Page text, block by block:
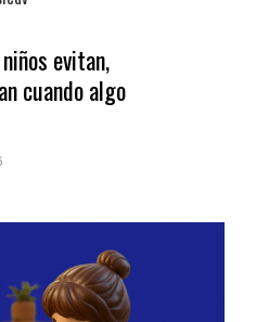
evitan,
cuando algo